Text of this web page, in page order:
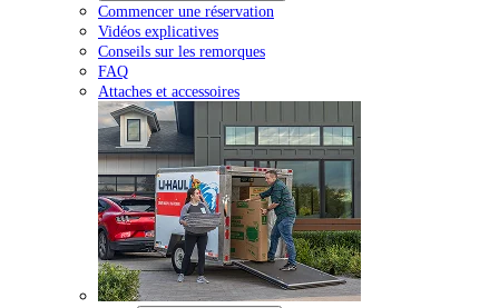
Commencer une réservation
Vidéos explicatives
Conseils sur les remorques
FAQ
Attaches et accessoires